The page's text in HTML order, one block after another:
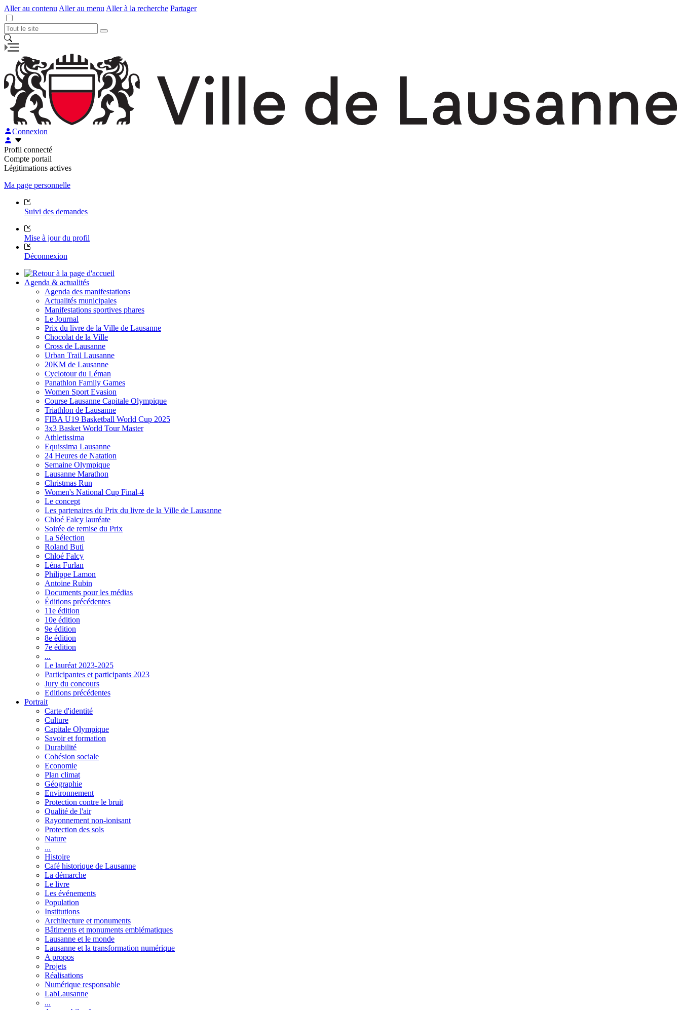
Aller au contenu Aller au menu Aller à la recherche Partager
Connexion
Profil connecté
Compte portail
Légitimations actives
Ma page personnelle
Suivi des demandes
Mise à jour du profil
Déconnexion
Agenda & actualités
Agenda des manifestations
Actualités municipales
Manifestations sportives phares
Le Journal
Prix du livre de la Ville de Lausanne
Chocolat de la Ville
Cross de Lausanne
Urban Trail Lausanne
20KM de Lausanne
Cyclotour du Léman
Panathlon Family Games
Women Sport Evasion
Course Lausanne Capitale Olympique
Triathlon de Lausanne
FIBA U19 Basketball World Cup 2025
3x3 Basket World Tour Master
Athletissima
Equissima Lausanne
24 Heures de Natation
Semaine Olympique
Lausanne Marathon
Christmas Run
Women's National Cup Final-4
Le concept
Les partenaires du Prix du livre de la Ville de Lausanne
Chloé Falcy lauréate
Soirée de remise du Prix
La Sélection
Roland Buti
Chloé Falcy
Léna Furlan
Philippe Lamon
Antoine Rubin
Documents pour les médias
Éditions précédentes
11e édition
10e édition
9e édition
8e édition
7e édition
...
Le lauréat 2023-2025
Participantes et participants 2023
Jury du concours
Editions précédentes
Portrait
Carte d'identité
Culture
Capitale Olympique
Savoir et formation
Durabilité
Cohésion sociale
Economie
Plan climat
Géographie
Environnement
Protection contre le bruit
Qualité de l'air
Rayonnement non-ionisant
Protection des sols
Nature
...
Histoire
Café historique de Lausanne
La démarche
Le livre
Les événements
Population
Institutions
Architecture et monuments
Bâtiments et monuments emblématiques
Lausanne et le monde
Lausanne et la transformation numérique
A propos
Projets
Réalisations
Numérique responsable
LabLausanne
...